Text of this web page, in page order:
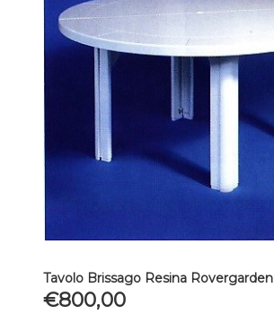
▼
Tavolo Brissago Resina Rovergarden
€800,00